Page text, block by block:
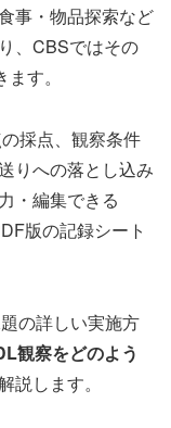
事・物品探索など
、CBSではその
す。
採点、観察条件
りへの落とし込み
・編集できる
版の記録シート
の詳しい実施方
観察をどのよう
説します。